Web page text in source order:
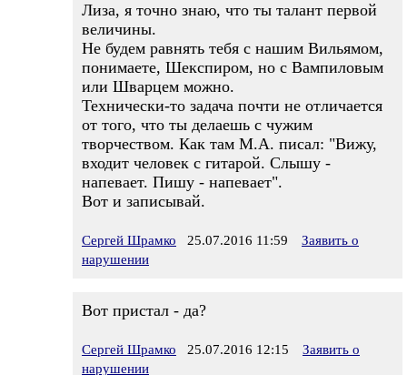
Лиза, я точно знаю, что ты талант первой
величины.
Не будем равнять тебя с нашим Вильямом,
понимаете, Шекспиром, но с Вампиловым
или Шварцем можно.
Технически-то задача почти не отличается
от того, что ты делаешь с чужим
творчеством. Как там М.А. писал: "Вижу,
входит человек с гитарой. Слышу -
напевает. Пишу - напевает".
Вот и записывай.
Сергей Шрамко 25.07.2016 11:59
Заявить о
нарушении
Вот пристал - да?
Сергей Шрамко 25.07.2016 12:15
Заявить о
нарушении